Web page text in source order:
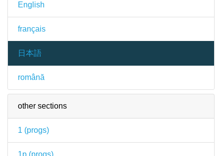
English
français
日本語
română
other sections
1 (progs)
1p (progs)